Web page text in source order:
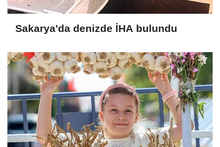
Sakarya'da denizde İHA bulundu